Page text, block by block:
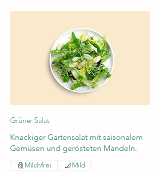
Grüner Salat
Knackiger Gartensalat mit saisonalem
Gemüsen und gerösteten Mandeln.
Milchfrei Mild